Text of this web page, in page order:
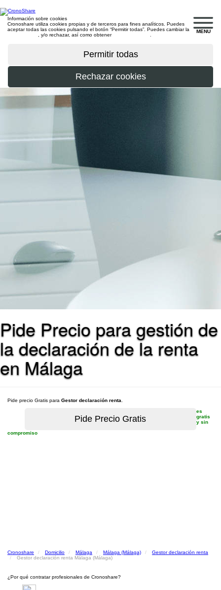
MENU
Información sobre cookies
Cronoshare utiliza cookies propias y de terceros para fines analíticos. Puedes
aceptar todas las cookies pulsando el botón “Permitir todas”. Puedes cambiar la
, y/o rechazar, así como obtener
Pide Precio para gestión de
la declaración de la renta
en Málaga
Pide precio Gratis para Gestor declaración renta
es
gratis
y sin
compromiso
Cronoshare Domicilio Málaga Málaga (Málaga)
Gestor declaración renta
Gestor declaración renta Málaga (Málaga)
¿Por qué contratar profesionales de Cronoshare?